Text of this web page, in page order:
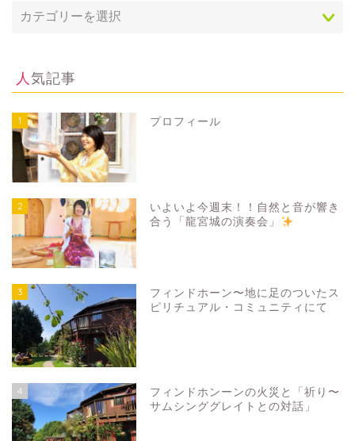
人気記事
1 プロフィール
2
いよいよ今週末！！自然と音が響き
合う「龍宮城の演奏会」
3
フィンドホーン〜地に足のついたス
ピリチュアル・コミュニティにて
4
フィンドホンーンの火災と「祈り〜
サムシンググレイトとの対話」